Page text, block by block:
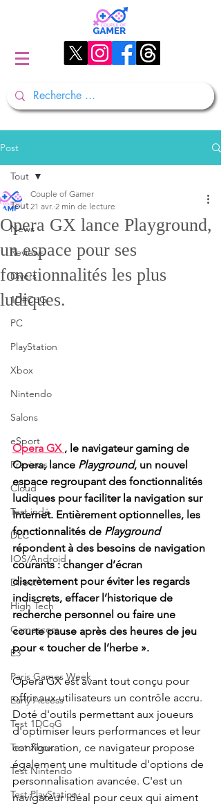
Post
Tout
News
Reviews
Divers
1D#CoG
PC
PlayStation
Xbox
Nintendo
Salons
eSport
Previews
Cloud
Test indé
DLC
IOS/Android
Direct
High Tech
Gamescom
E3
Paris Games Week
Early Access
Test 1DCoG
Test Xbox
Test Nintendo
Test PlayStation
Tout
Opera GX lance Playground,
un espace pour ses
fonctionnalités les plus
ludiques.
Couple of Gamer
21 avr. 2 min de lecture
Opera GX , le navigateur gaming de
Opera, lance Playground, un nouvel
espace regroupant des fonctionnalités
ludiques pour faciliter la navigation sur
Internet. Entièrement optionnelles, les
fonctionnalités de Playground
répondent à des besoins de navigation
courants : changer d’écran
discrètement pour éviter les regards
indiscrets, effacer l’historique de
recherche personnel ou faire une
courte pause après des heures de jeu
pour « toucher de l’herbe ».
Opera GX est avant tout conçu pour
offrir aux utilisateurs un contrôle accru.
Doté d'outils permettant aux joueurs
d'optimiser leurs performances et leur
configuration, ce navigateur propose
également une multitude d'options de
personnalisation avancée. C'est un
navigateur idéal pour ceux qui aiment